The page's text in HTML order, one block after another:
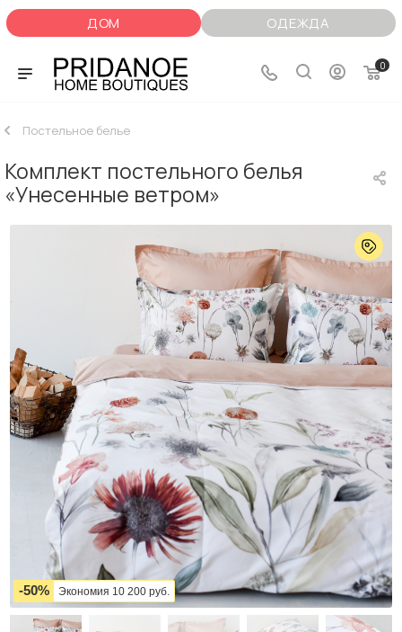
ДОМ ОДЕЖДА
0
Постельное белье
Комплект постельного белья
«Унесенные ветром»
-50% Экономия 10 200 руб.